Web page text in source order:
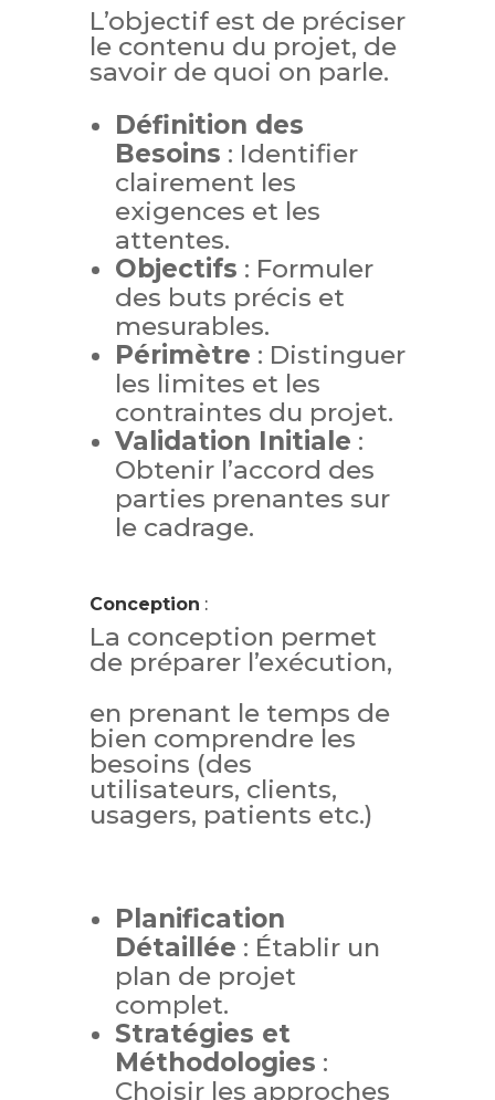
L’objectif est de préciser
le contenu du projet, de
savoir de quoi on parle.
Définition des
Besoins : Identifier
clairement les
exigences et les
attentes.
Objectifs : Formuler
des buts précis et
mesurables.
Périmètre : Distinguer
les limites et les
contraintes du projet.
Validation Initiale :
Obtenir l’accord des
parties prenantes sur
le cadrage.
Conception :
La conception permet
de préparer l’exécution,
en prenant le temps de
bien comprendre les
besoins (des
utilisateurs, clients,
usagers, patients etc.)
Planification
Détaillée : Établir un
plan de projet
complet.
Stratégies et
Méthodologies :
Choisir les approches